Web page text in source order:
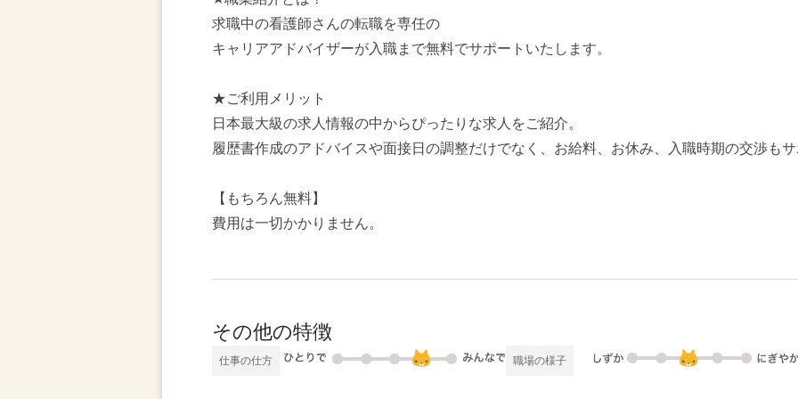
求職中の看護師さんの転職を専任の
キャリアアドバイザーが入職まで無料でサポートいたします。
★ご利用メリット
日本最大級の求人情報の中からぴったりな求人をご紹介。
履歴書作成のアドバイスや面接日の調整だけでなく、お給料、お休み、入職時期の交渉もサ
【もちろん無料】
費用は一切かかりません。
その他の特徴
仕事の仕方 職場の様子